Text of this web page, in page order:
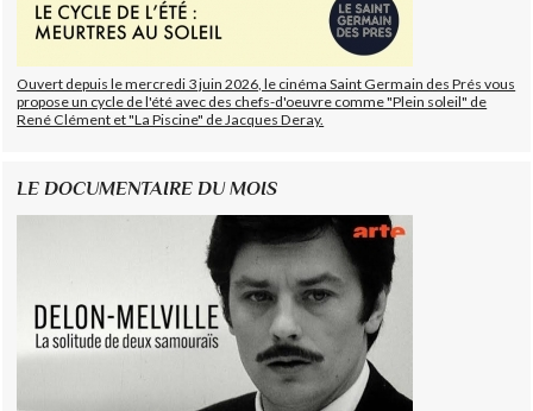
Ouvert depuis le mercredi 3 juin 2026, le cinéma Saint Germain des Prés vous
propose un cycle de l'été avec des chefs-d'oeuvre comme "Plein soleil" de
René Clément et "La Piscine" de Jacques Deray.
LE DOCUMENTAIRE DU MOIS